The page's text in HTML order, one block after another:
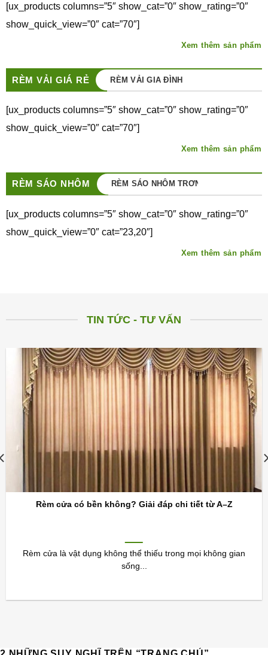
[ux_products columns=”5″ show_cat=”0″ show_rating=”0″
show_quick_view=”0″ cat=”70″]
Xem thêm sản phẩm
RÈM VẢI GIÁ RẺ RÈM VẢI GIA ĐÌNH
[ux_products columns=”5″ show_cat=”0″ show_rating=”0″
show_quick_view=”0″ cat=”70″]
Xem thêm sản phẩm
RÈM SÁO NHÔM RÈM SÁO NHÔM TRƠN
[ux_products columns=”5″ show_cat=”0″ show_rating=”0″
show_quick_view=”0″ cat=”23,20″]
Xem thêm sản phẩm
TIN TỨC - TƯ VẤN
Rèm cửa có bền không? Giải đáp chi tiết từ A–Z
Rèm cửa là vật dụng không thể thiếu trong mọi không gian
sống...